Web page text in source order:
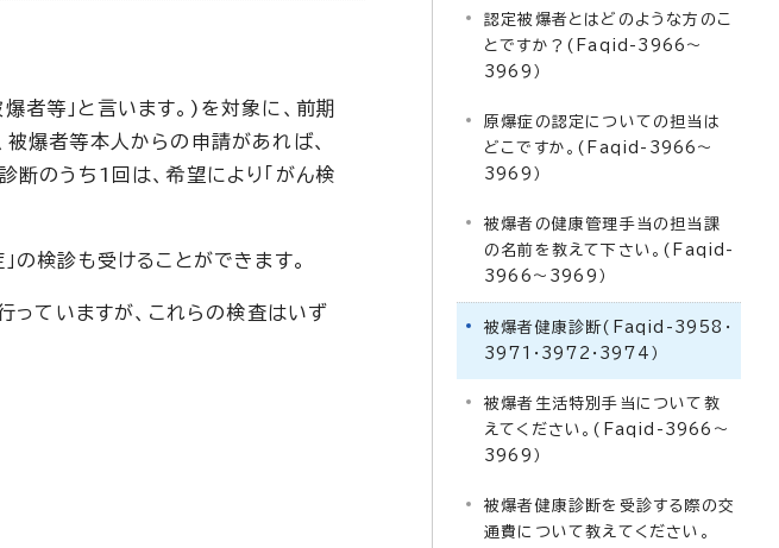
者等」と言います。)を対象に、前期
爆者等本人からの申請があれば、
断のうち1回は、希望により「がん検
の検診も受けることができます。
っていますが、これらの検査はいず
認定被爆者とはどのような方のこ
とですか？(Faqid-3966～
3969）
原爆症の認定についての担当は
どこですか。(Faqid-3966～
3969）
被爆者の健康管理手当の担当課
の名前を教えて下さい。(Faqid-
3966～3969）
被爆者健康診断(Faqid-3958・
3971・3972・3974）
被爆者生活特別手当について教
えてください。(Faqid-3966～
3969）
被爆者健康診断を受診する際の交
通費について教えてください。